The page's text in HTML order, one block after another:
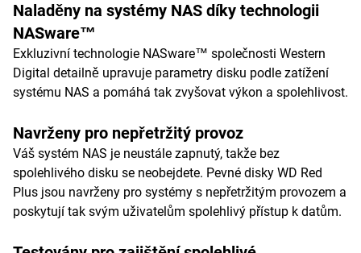
Naladěny na systémy NAS díky technologii
NASware™
Exkluzivní technologie NASware™ společnosti Western
Digital detailně upravuje parametry disku podle zatížení
systému NAS a pomáhá tak zvyšovat výkon a spolehlivost.
Navrženy pro nepřetržitý provoz
Váš systém NAS je neustále zapnutý, takže bez
spolehlivého disku se neobejdete. Pevné disky WD Red
Plus jsou navrženy pro systémy s nepřetržitým provozem a
poskytují tak svým uživatelům spolehlivý přístup k datům.